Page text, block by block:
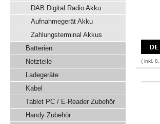
DAB Digital Radio Akku
Aufnahmegerät Akku
Zahlungsterminal Akkus
Batterien
Netzteile
Ladegeräte
Kabel
Tablet PC / E-Reader Zubehör
Handy Zubehör
( inkl.